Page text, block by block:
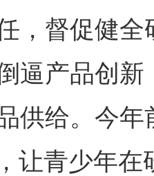
，督促健
逼产品创
供给。今
让青少年